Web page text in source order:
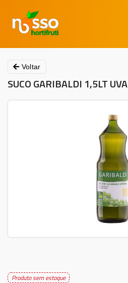
Voltar
SUCO GARIBALDI 1,5LT
Produto sem estoque